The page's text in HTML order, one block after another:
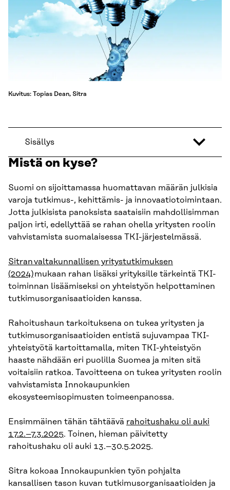
Kuvitus: Topias Dean, Sitra
Sisällys
Mistä on kyse?
Suomi on sijoittamassa huomattavan määrän julkisia
varoja tutkimus-, kehittämis- ja innovaatiotoimintaan.
Jotta julkisista panoksista saataisiin mahdollisimman
paljon irti, edellyttää se rahan ohella yritysten roolin
vahvistamista suomalaisessa TKI-järjestelmässä.
Sitran valtakunnallisen yritystutkimuksen
(2024)mukaan rahan lisäksi yrityksille tärkeintä TKI-
toiminnan lisäämiseksi on yhteistyön helpottaminen
tutkimusorganisaatioiden kanssa.
Rahoitushaun tarkoituksena on tukea yritysten ja
tutkimusorganisaatioiden entistä sujuvampaa TKI-
yhteistyötä kartoittamalla, miten TKI-yhteistyön
haaste nähdään eri puolilla Suomea ja miten sitä
voitaisiin ratkoa. Tavoitteena on tukea yritysten roolin
vahvistamista Innokaupunkien
ekosysteemisopimusten toimeenpanossa.
Ensimmäinen tähän tähtäävä rahoitushaku oli auki
17.2.–7.3.2025. Toinen, hieman päivitetty
rahoitushaku oli auki 13.–30.5.2025.
Sitra kokoaa Innokaupunkien työn pohjalta
kansallisen tason kuvan tutkimusorganisaatioiden ja